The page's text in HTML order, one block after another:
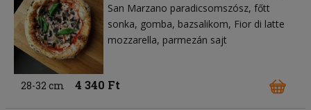
San Marzano paradicsomszósz főtt
sonka gomba bazsalikom Fior di latte
mozzarella parmezán sajt
28-32 cm 4 340 Ft